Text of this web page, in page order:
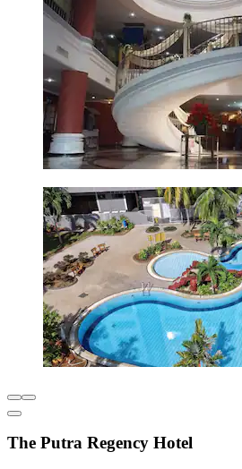
The Putra Regency Hotel